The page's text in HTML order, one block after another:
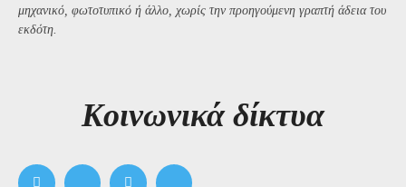
μηχανικό, φωτοτυπικό ή άλλο, χωρίς την προηγούμενη γραπτή άδεια του
εκδότη.
Kοινωνικά δίκτυα